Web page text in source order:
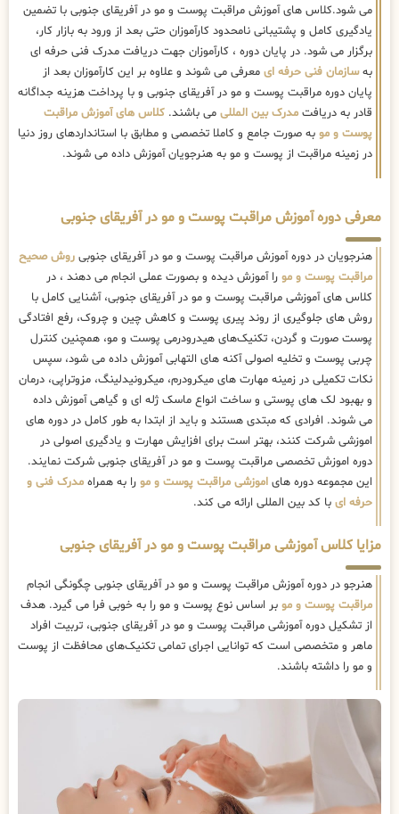
می شود.کلاس های آموزش مراقبت پوست و مو در آفریقای جنوبی با تضمین
یادگیری کامل و پشتیبانی نامحدود کارآموزان حتی بعد از ورود به بازار کار،
برگزار می شود. در پایان دوره ، کارآموزان جهت دریافت مدرک فنی حرفه ای
بهسازمان فنی حرفه ای معرفی می شوند و علاوه بر این کارآموزان بعد از
پایان دوره مراقبت پوست و مو در آفریقای جنوبی و با پرداخت هزینه جداگانه
قادر به دریافت مدرک بین المللی می باشند. کلاس های آموزش مراقبت
پوست و مو به صورت جامع و کاملا تخصصی و مطابق با استانداردهای روز دنیا
در زمینه مراقبت از پوست و مو به هنرجویان آموزش داده می شوند.
معرفی دوره آموزش مراقبت پوست و مو در آفریقای جنوبی
هنرجویان در دوره آموزش مراقبت پوست و مو در آفریقای جنوبی روش صحیح
مراقبت پوست و مو را آموزش دیده و بصورت عملی انجام می دهند ، در
کلاس های آموزشی مراقبت پوست و مو در آفریقای جنوبی، آشنایی کامل با
روش های جلوگیری از روند پیری پوست و کاهش چین و چروک، رفع افتادگی
پوست صورت و گردن، تکنیک‌های هیدرودرمی پوست و مو، همچنین کنترل
چربی پوست و تخلیه اصولی آکنه های التهابی آموزش داده می شود، سپس
نکات تکمیلی در زمینه مهارت های میکرودرم، میکرونیدلینگ، مزوتراپی، درمان
و بهبود لک های پوستی و ساخت انواع ماسک ژله ای و گیاهی آموزش داده
می شوند. افرادی که مبتدی هستند و باید از ابتدا به طور کامل در دوره های
اموزشی شرکت کنند، بهتر است برای افزایش مهارت و یادگیری اصولی در
دوره اموزش تخصصی مراقبت پوست و مو در آفریقای جنوبی شرکت نمایند.
این مجموعه دوره های اموزشی مراقبت پوست و مو را به همراه مدرک فنی و
حرفه ای با کد بین المللی ارائه می کند.
مزایا کلاس آموزشی مراقبت پوست و مو در آفریقای جنوبی
هنرجو در دوره آموزش مراقبت پوست و مو در آفریقای جنوبی چگونگی انجام
مراقبت پوست و مو بر اساس نوع پوست و مو را به خوبی فرا می گیرد. هدف
از تشکیل دوره آموزشی مراقبت پوست و مو در آفریقای جنوبی، تربیت افراد
ماهر و متخصصی است که توانایی اجرای تمامی تکنیک‌های محافظت از پوست
و مو را داشته باشند.